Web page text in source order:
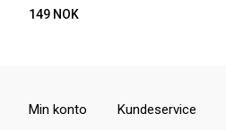
149 NOK
Min konto Kundeservice